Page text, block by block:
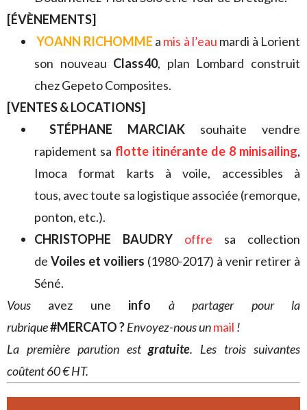
[ÉVÈNEMENTS]
YOANN RICHOMME a mis à l’eau mardi à Lorient
son nouveau Class40, plan Lombard construit
chez Gepeto Composites.
[VENTES & LOCATIONS]
STÉPHANE MARCIAK souhaite
vendre
rapidement sa flotte itinérante de 8 minisailing,
Imoca format karts à voile, accessibles à
tous, avec toute sa logistique associée (remorque,
ponton, etc.).
CHRISTOPHE BAUDRY
offre sa collection
de Voiles et voiliers (1980-2017) à venir retirer à
Séné.
Vous avez une info à partager pour la
rubrique#MERCATO ?Envoyez-nous unmail !
La première parution estgratuite. Les trois suivantes
coûtent 60 € HT.